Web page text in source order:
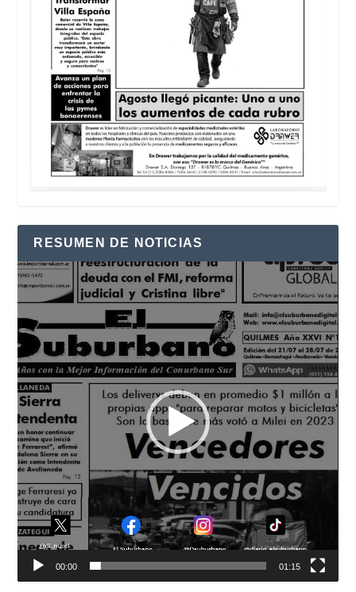
RESUMEN DE NOTICIAS
Reproductor
de
vídeo
00:00 01:15